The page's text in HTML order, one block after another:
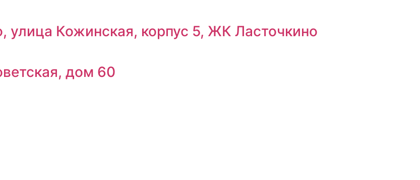
улица Кожинская, корпус 5, ЖК Ласточкино
дом 60